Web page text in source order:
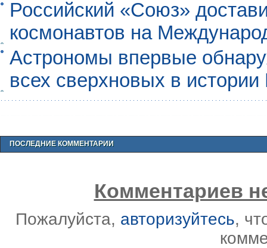
Российский «Союз»
космонавтов на
Астрономы впервые
всех сверхновых в
ПОСЛЕДНИЕ КОММЕНТАРИИ
Комментариев
Пожалуйста, авторизуйтесь,